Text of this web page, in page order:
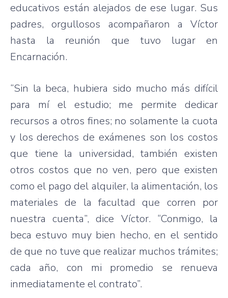
educativos están alejados de ese lugar. Sus
padres, orgullosos acompañaron a Víctor
hasta la reunión que tuvo lugar en
Encarnación.
“Sin la beca, hubiera sido mucho más difícil
para mí el estudio; me permite dedicar
recursos a otros fines; no solamente la cuota
y los derechos de exámenes son los costos
que tiene la universidad, también existen
otros costos que no ven, pero que existen
como el pago del alquiler, la alimentación, los
materiales de la facultad que corren por
nuestra cuenta”, dice Víctor. “Conmigo, la
beca estuvo muy bien hecho, en el sentido
de que no tuve que realizar muchos trámites;
cada año, con mi promedio se renueva
inmediatamente el contrato”.